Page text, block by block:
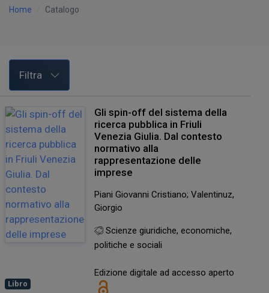
Home Catalogo
Filtra
Libro
Gli spin-off del sistema della
ricerca pubblica in Friuli
Venezia Giulia. Dal contesto
normativo alla
rappresentazione delle
imprese
Piani Giovanni Cristiano; Valentinuz,
Giorgio
Scienze giuridiche, economiche,
politiche e sociali
Edizione digitale ad accesso aperto